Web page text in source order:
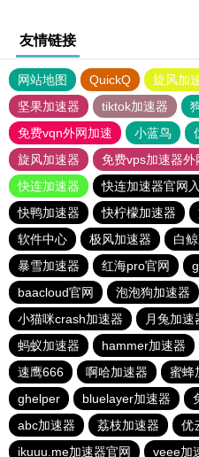
友情链接
网站地图 QuickQ 旋风加
坚果加速器
tiktok加速器
免费vqn外网加速
小蓝鸟
旋风加速器
免费vps加速器外
快连加速器
快连加速器官网
快鸭加速器
快柠檬加速器
软件中心
极风加速器 白
暴雪加速器
红海pro官网
baacloud官网
泡泡狗加速器
小猫咪crash加速器
月兔加速
蚂蚁加速器
hammer加速器
速鹰666
啊哈加速器 蜜蜂
ghelper
bluelayer加速器
abc加速器
荔枝加速器 优
ikuuu.me加速器官网
veee加